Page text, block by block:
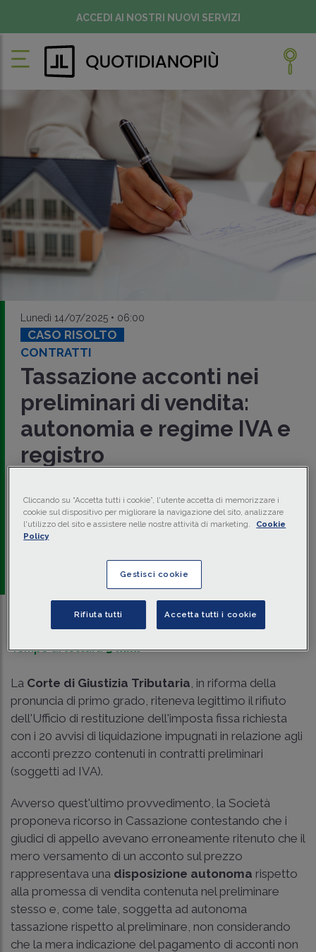
ACCEDI AI NOSTRI NUOVI SERVIZI
Lunedì 14/07/2025 • 06:00
CASO RISOLTO
CONTRATTI
Tassazione acconti nei
preliminari di vendita:
autonomia e regime IVA e
registro
soggetta a distinta tassazione. Gliaccontisono tassati in
misura fissa se soggetti aIVA, in modo proporzionale se
esclusi dal regime IVA, con restituzione dell'imposta in caso
di mancata stipula del
Tempo di lettura3 min.
La Corte di Giustizia Tributaria , in riforma della
pronuncia di primo grado, riteneva legittimo il rifiuto
dell'Ufficio di restituzione dell'imposta fissa richiesta
con i 20 avvisi di liquidazione impugnati in relazione agli
acconti prezzo contenuti in contratti preliminari
(soggetti ad IVA).
Avverso quest'ultimo provvedimento, la Società
proponeva ricorso in Cassazione contestando che i
giudici di appello avevano erroneamente ritenuto che il
mero versamento di un acconto sul prezzo
rappresentava una disposizione autonoma rispetto
alla promessa di vendita contenuta nel preliminare
stesso e, come tale, soggetta ad autonoma
tassazione rispetto al preliminare, non considerando
che la mera indicazione del pagamento di acconti non
Cliccando su “Accetta tutti i cookie”, l'utente accetta di memorizzare i
cookie sul dispositivo per migliorare la navigazione del sito, analizzare
l'utilizzo del sito e assistere nelle nostre attività di marketing.
Cookie
Policy
Gestisci cookie
Rifiuta tutti Accetta tutti i cookie